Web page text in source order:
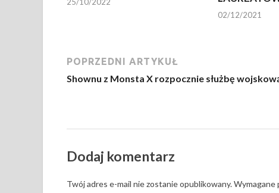
25/10/2022
02/12/2021
POPRZEDNI ARTYKUŁ
Shownu z Monsta X rozpocznie służbę
Dodaj komentarz
Twój adres e-mail nie zostanie opublikowany.Wymagane